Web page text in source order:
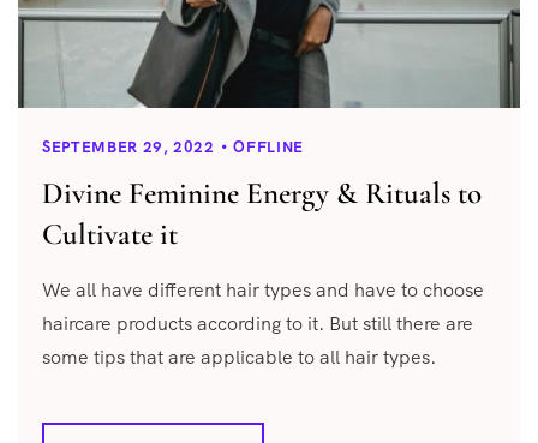
SEPTEMBER 29, 2022 OFFLINE
Divine Feminine Energy & Rituals to
Cultivate it
We all have different hair types and have to choose
haircare products according to it. But still there are
some tips that are applicable to all hair types.